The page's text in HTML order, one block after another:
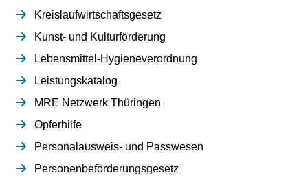
Kreislaufwirtschaftsgesetz
Kunst- und Kulturförderung
Lebensmittel-Hygieneverordnung
Leistungskatalog
MRE Netzwerk Thüringen
Opferhilfe
Personalausweis- und Passwesen
Personenbeförderungsgesetz